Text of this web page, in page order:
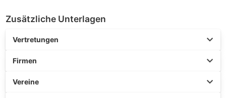
Zusätzliche Unterlagen
Vertretungen
Firmen
Vereine